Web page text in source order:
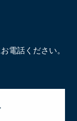
電話ください。